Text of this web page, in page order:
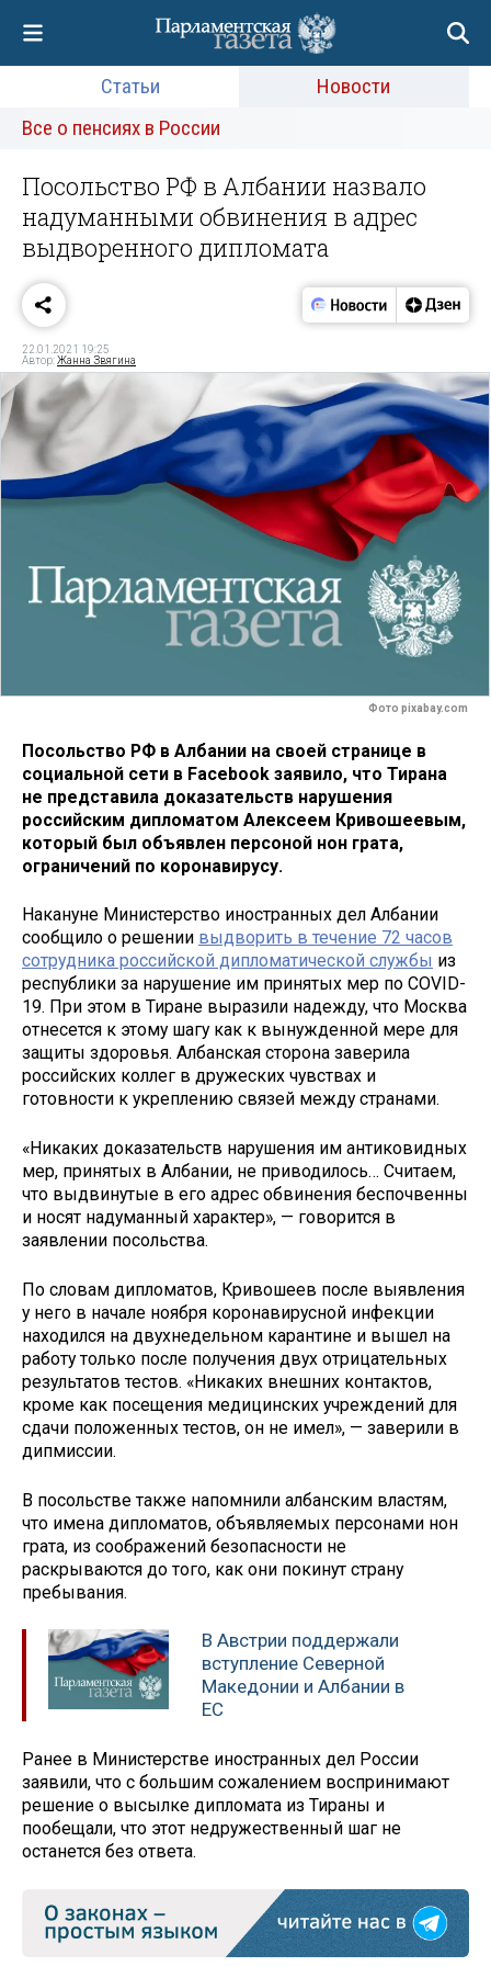
Статьи
Новости
Все о пенсиях в России
Посольство РФ в Албании назвало
надуманными обвинения в адрес
выдворенного дипломата
22.01.2021 19:25
Автор:Жанна Звягина
Фото pixabay.com
Посольство РФ в Албании на своей странице в
социальной сети в Facebook заявило, что Тирана
не представила доказательств нарушения
российским дипломатом Алексеем Кривошеевым,
который был объявлен персоной нон грата,
ограничений по коронавирусу.
Накануне Министерство иностранных дел Албании
сообщило о решении выдворить в течение 72 часов
сотрудника российской дипломатической службы из
республики за нарушение им принятых мер по COVID-
19. При этом в Тиране выразили надежду, что Москва
отнесется к этому шагу как к вынужденной мере для
защиты здоровья. Албанская сторона заверила
российских коллег в дружеских чувствах и
готовности к укреплению связей между странами.
«Никаких доказательств нарушения им антиковидных
мер, принятых в Албании, не приводилось… Считаем,
что выдвинутые в его адрес обвинения беспочвенны
и носят надуманный характер», — говорится в
заявлении посольства.
По словам дипломатов, Кривошеев после выявления
у него в начале ноября коронавирусной инфекции
находился на двухнедельном карантине и вышел на
работу только после получения двух отрицательных
результатов тестов. «Никаких внешних контактов,
кроме как посещения медицинских учреждений для
сдачи положенных тестов, он не имел», — заверили в
дипмиссии.
В посольстве также напомнили албанским властям,
что имена дипломатов, объявляемых персонами нон
грата, из соображений безопасности не
раскрываются до того, как они покинут страну
пребывания.
В Австрии поддержали
вступление Северной
Македонии и Албании в
ЕС
Ранее в Министерстве иностранных дел России
заявили, что с большим сожалением воспринимают
решение о высылке дипломата из Тираны и
пообещали, что этот недружественный шаг не
останется без ответа.